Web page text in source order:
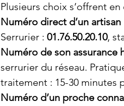
Plusieurs choix s’offrent
Numéro direct d’un artisan
Serrurier : 01.76.50.20.10,
Numéro de son assurance
serrurier du réseau.
traitement : 15-30 minutes
Numéro d’un proche